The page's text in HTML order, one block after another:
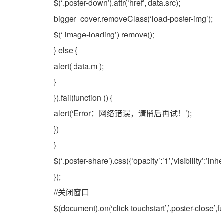
$(‘.poster-down’).attr(‘href’, data.src);
bigger_cover.removeClass(‘load-poster-img’);
$(‘.image-loading’).remove();
} else {
alert( data.m );
}
}).fail(function () {
alert(‘Error：网络错误，请稍后再试！’);
})
}
$(‘.poster-
});
//关闭窗口
$(document).on(‘click touchstart’,’.poster-